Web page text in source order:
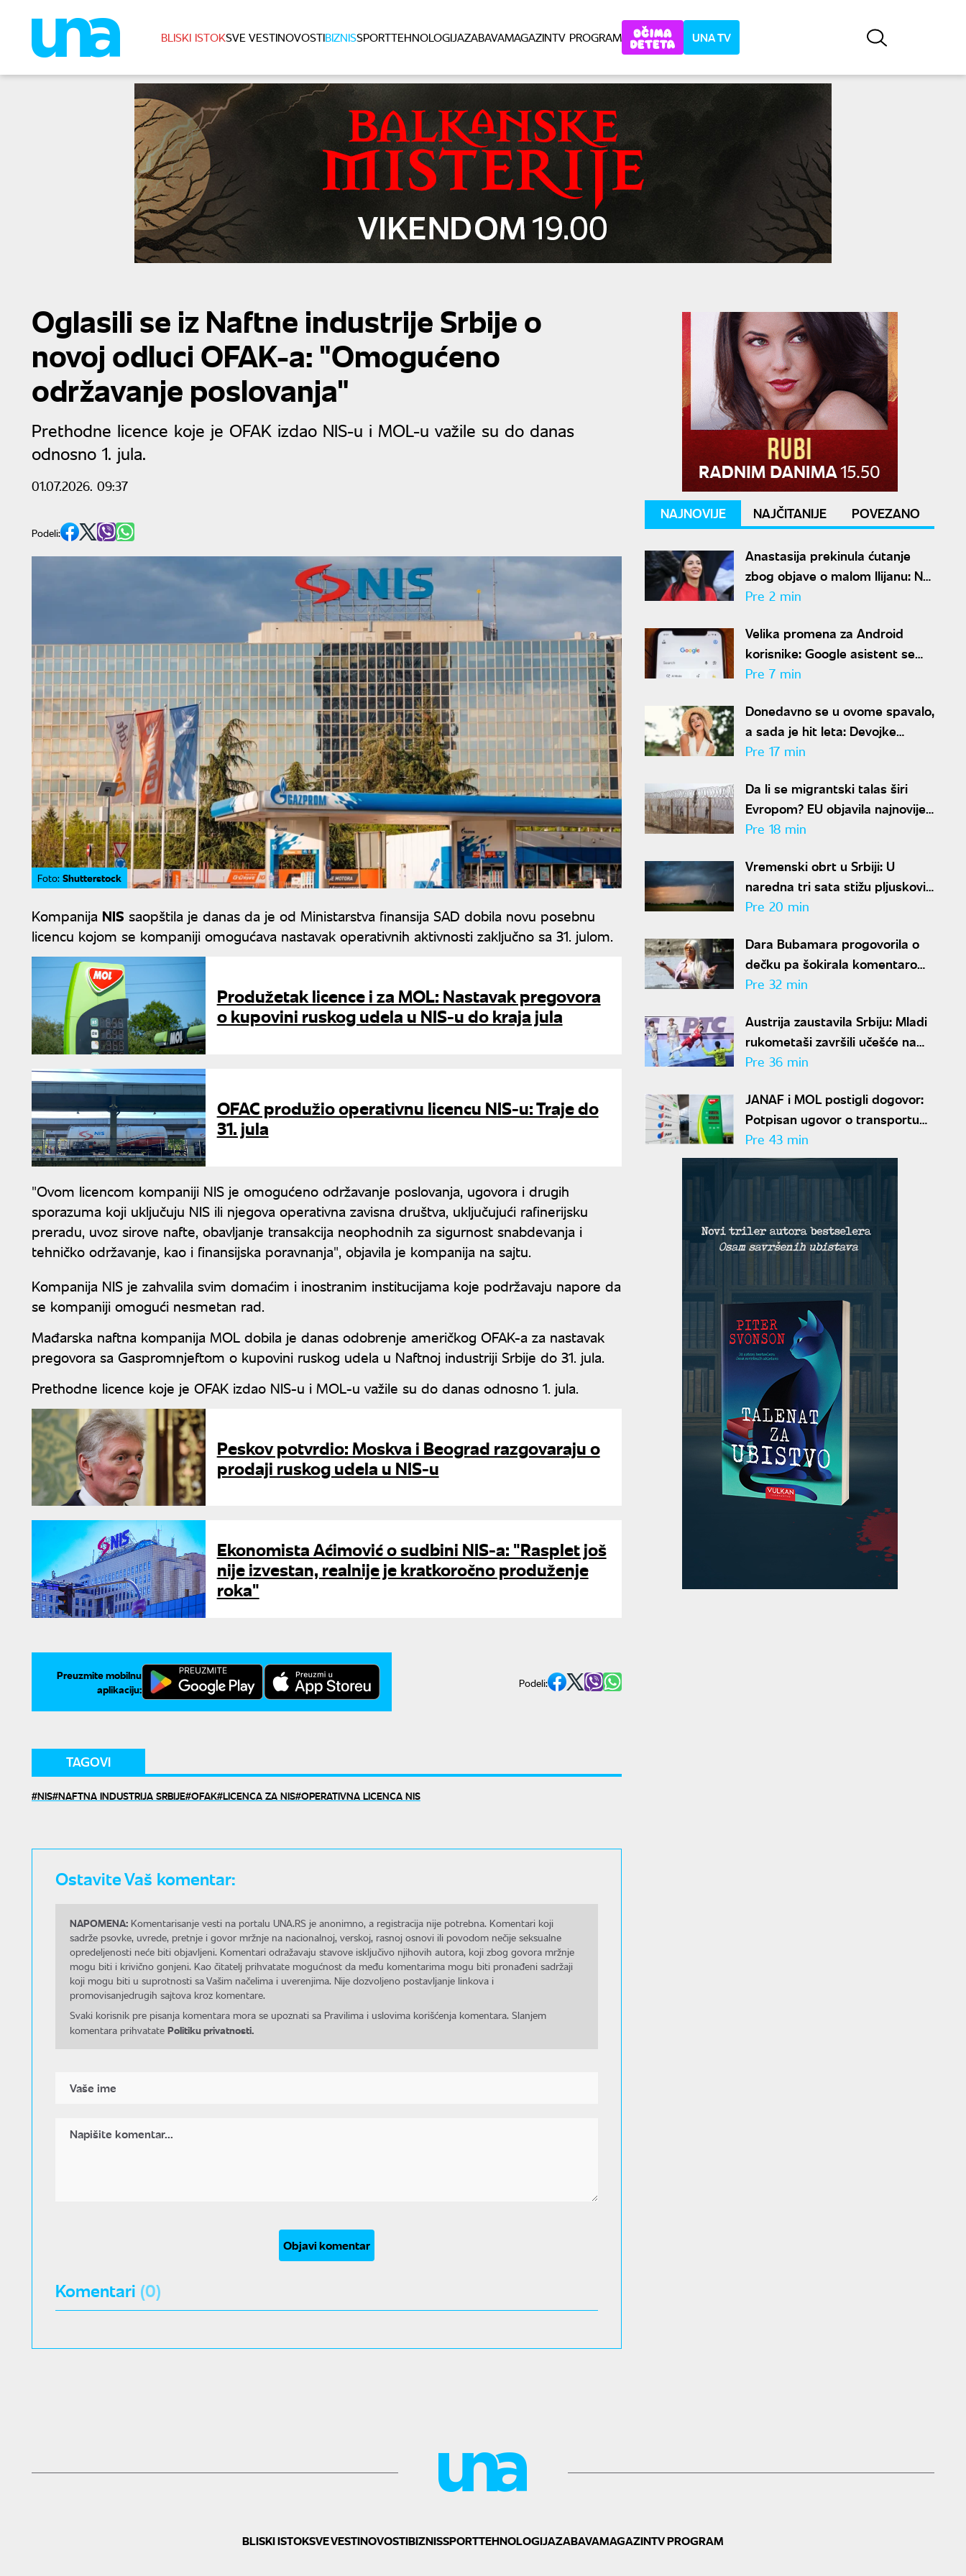
BLISKI ISTOKSVE VESTINOVOSTIBIZNISSPORTTEHNOLOGIJAZABAVAMAGAZINTV PROGRAM UNA TV
Oglasili se iz Naftne industrije Srbije o
novoj odluci OFAK-a: "Omogućeno
održavanje poslovanja"
Prethodne licence koje je OFAK izdao NIS-u i MOL-u važile su do danas
odnosno 1. jula.
01.07.2026. 09:37
Podeli:
Foto: Shutterstock
Kompanija NIS saopštila je danas da je od Ministarstva finansija SAD dobila novu posebnu
licencu kojom se kompaniji omogućava nastavak operativnih aktivnosti zaključno sa 31. julom.
Produžetak licence i za MOL: Nastavak pregovora
o kupovini ruskog udela u NIS-u do kraja jula
OFAC produžio operativnu licencu NIS-u: Traje do
31. jula
"Ovom licencom kompaniji NIS je omogućeno održavanje poslovanja, ugovora i drugih
sporazuma koji uključuju NIS ili njegova operativna zavisna društva, uključujući rafinerijsku
preradu, uvoz sirove nafte, obavljanje transakcija neophodnih za sigurnost snabdevanja i
tehničko održavanje, kao i finansijska poravnanja", objavila je kompanija na sajtu.
Kompanija NIS je zahvalila svim domaćim i inostranim institucijama koje podržavaju napore da
se kompaniji omogući nesmetan rad.
Mađarska naftna kompanija MOL dobila je danas odobrenje američkog OFAK-a za nastavak
pregovora sa Gaspromnjeftom o kupovini ruskog udela u Naftnoj industriji Srbije do 31. jula.
Prethodne licence koje je OFAK izdao NIS-u i MOL-u važile su do danas odnosno 1. jula.
Peskov potvrdio: Moskva i Beograd razgovaraju o
prodaji ruskog udela u NIS-u
Ekonomista Aćimović o sudbini NIS-a: "Rasplet još
nije izvestan, realnije je kratkoročno produženje
roka"
Preuzmite mobilnu
aplikaciju:
Podeli:
TAGOVI
NIS NAFTNA INDUSTRIJA SRBIJE OFAK LICENCA ZA NIS OPERATIVNA LICENCA NIS
Ostavite Vaš komentar:
NAPOMENA: Komentarisanje vesti na portalu UNA.RS je anonimno, a registracija nije potrebna. Komentari koji
sadrže psovke, uvrede, pretnje i govor mržnje na nacionalnoj, verskoj, rasnoj osnovi ili povodom nečije seksualne
opredeljenosti neće biti objavljeni. Komentari odražavaju stavove isključivo njihovih autora, koji zbog govora mržnje
mogu biti i krivično gonjeni. Kao čitatelj prihvatate mogućnost da među komentarima mogu biti pronađeni sadržaji
koji mogu biti u suprotnosti sa Vašim načelima i uverenjima. Nije dozvoljeno postavljanje linkova i
promovisanjedrugih sajtova kroz komentare.
Svaki korisnik pre pisanja komentara mora se upoznati sa Pravilima i uslovima korišćenja komentara. Slanjem
komentara prihvatate Politiku privatnosti.
Objavi komentar
Komentari (0)
NAJNOVIJE NAJČITANIJE POVEZANO
Anastasija prekinula ćutanje
zbog objave o malom Ilijanu: Na
ove reči zaove morala je da
Pre 2 min
Velika promena za Android
korisnike: Google asistent se
gasi, poznat tačan datum
Pre 7 min
Donedavno se u ovome spavalo,
a sada je hit leta: Devojke
masovno kupuju komad koji su
Pre 17 min
Da li se migrantski talas širi
Evropom? EU objavila najnovije
informacije
Pre 18 min
Vremenski obrt u Srbiji: U
naredna tri sata stižu pljuskovi,
grmljavina i olujni vetar
Pre 20 min
Dara Bubamara progovorila o
dečku pa šokirala komentarom
o Seki Aleksić: "Nije mi
Pre 32 min
Austrija zaustavila Srbiju: Mladi
rukometaši završili učešće na
Evropskom prvenstvu
Pre 36 min
JANAF i MOL postigli dogovor:
Potpisan ugovor o transportu
više od dva miliona tona nafte
Pre 43 min
BLISKI ISTOKSVE VESTINOVOSTIBIZNISSPORTTEHNOLOGIJAZABAVAMAGAZINTV PROGRAM